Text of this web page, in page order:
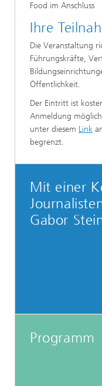
Food im
Ihre
Die Veranstaltung
Führungskräfte,
Öffentlichkeit.
Der Eintritt ist
Anmeldung
unter diesem Link
begrenzt.
Mit einer
Gabor
Programm